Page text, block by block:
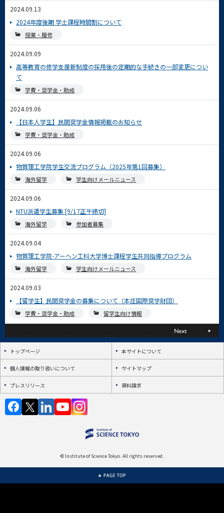
2024.09.13
授業・履修
2024年度後期 学士課程時間割について
2024.09.09
学費・奨学金・助成
高等教育の修学支援新制度の採用後の定期的な手続きの一部変更につい
て
2024.09.06
学費・奨学金・助成
【日本人学生】民間奨学金情報掲載のお知らせ
2024.09.06
海外留学 学生向けメールニュース
物質理工学院学生交流プログラム（2025年第1回募集）
2024.09.06
海外留学 参加者募集
NTU派遣学生募集 [9/17正午締切]
2024.09.04
海外留学 学生向けメールニュース
物質理工学院-アーヘン工科大学博士課程学生共同指導プログラム
2024.09.03
学費・奨学金・助成 留学生向け情報
【留学生】民間奨学金の募集について（本庄国際奨学財団）
トップページ 本サイトについて
個人情報の取り扱いについて サイトマップ
プレスリリース 資料請求
© Institute of Science Tokyo. All rights reserved.